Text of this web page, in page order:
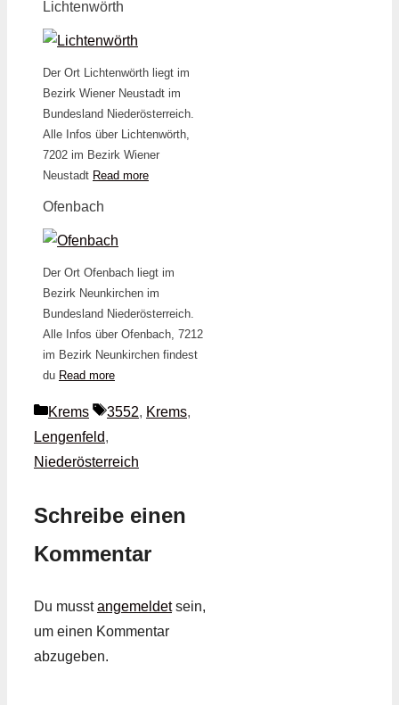
Lichtenwörth
Der Ort Lichtenwörth liegt im
Bezirk Wiener Neustadt im
Bundesland Niederösterreich.
Alle Infos über Lichtenwörth,
7202 im Bezirk Wiener
Neustadt Read more
Ofenbach
Der Ort Ofenbach liegt im
Bezirk Neunkirchen im
Bundesland Niederösterreich.
Alle Infos über Ofenbach, 7212
im Bezirk Neunkirchen findest
du Read more
Kategorien
Krems Schlagwörter
3552, Krems,
Lengenfeld,
Niederösterreich
Schreibe einen
Kommentar
Du musstangemeldetsein,
um einen Kommentar
abzugeben.